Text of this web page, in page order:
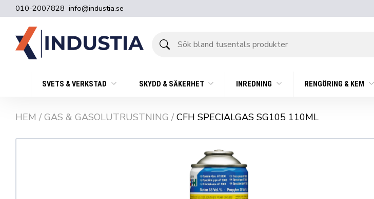
010-2007828 info@industia.se
bland
SVETS & VERKSTAD SKYDD & SÄKERHET INREDNING RENGÖRING & KEM
HEM / GAS & GASOLUTRUSTNING / CFH SPECIALGAS SG105 110ML